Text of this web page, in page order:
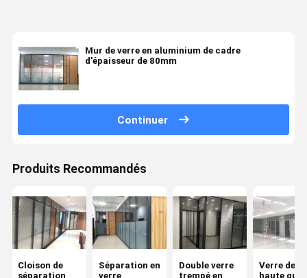
Mur de verre en aluminium de cadre
d'épaisseur de 80mm
Continuer
Produits Recommandés
Cloison de
séparation
Séparation en
verre
Double verre
trempé en
Verre de
haute